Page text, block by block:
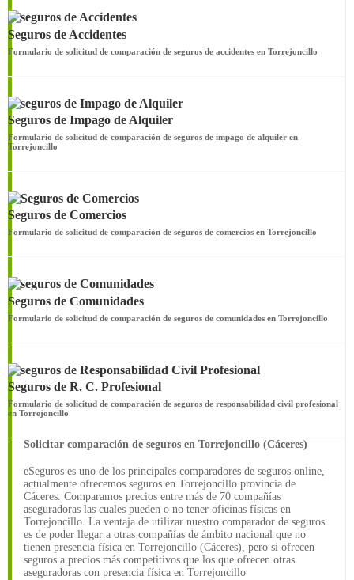
Seguros de Accidentes
Formulario de solicitud de comparación de seguros de accidentes en Torrejoncillo
Seguros de Impago de Alquiler
Formulario de solicitud de comparación de seguros de impago de alquiler en
Torrejoncillo
Seguros de Comercios
Formulario de solicitud de comparación de seguros de comercios en Torrejoncillo
Seguros de Comunidades
Formulario de solicitud de comparación de seguros de comunidades en Torrejoncillo
Seguros de R. C. Profesional
Formulario de solicitud de comparación de seguros de responsabilidad civil profesional
en Torrejoncillo
Solicitar comparación de seguros en Torrejoncillo (Cáceres)
eSeguros es uno de los principales comparadores de seguros online,
actualmente ofrecemos seguros en Torrejoncillo provincia de
Cáceres. Comparamos precios entre más de 70 compañías
aseguradoras las cuales pueden o no tener oficinas físicas en
Torrejoncillo. La ventaja de utilizar nuestro comparador de seguros
es de poder llegar a otras compañías de ámbito nacional que no
tienen presencia física en Torrejoncillo (Cáceres), pero si ofrecen
seguros a precios más competitivos que los que ofrecen otras
aseguradoras con presencia física en Torrejoncillo